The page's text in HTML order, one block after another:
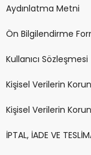
Aydınlatma Metni
Ön Bilgilendirme
Kullanıcı Sözleşmesi
Kişisel Verilerin
Kişisel Verilerin
İPTAL, İADE VE